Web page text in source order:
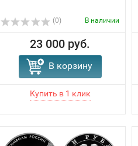
(0) В наличии
23 000 руб.
В корзину